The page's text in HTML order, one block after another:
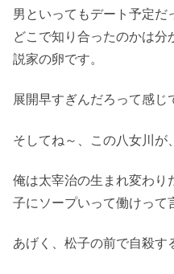
男といってもデート予定だ
どこで知り合ったのかは
説家の卵です。
展開早すぎんだろって感じ
そしてね～、この八女川が
俺は太宰治の生まれ変わり
子にソープいって働けって
あげく、松子の前で自殺す